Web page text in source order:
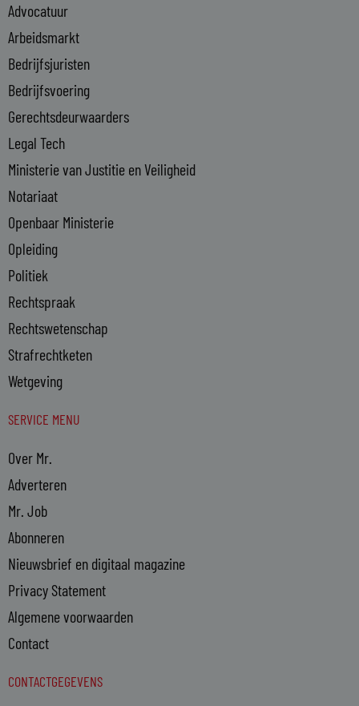
d
i
n
-
i
n
Advocatuur
Arbeidsmarkt
Bedrijfsjuristen
Bedrijfsvoering
Gerechtsdeurwaarders
Legal Tech
Ministerie van Justitie en Veiligheid
Notariaat
Openbaar Ministerie
Opleiding
Politiek
Rechtspraak
Rechtswetenschap
Strafrechtketen
Wetgeving
SERVICE MENU
Over Mr.
Adverteren
Mr. Job
Abonneren
Nieuwsbrief en digitaal magazine
Privacy Statement
Algemene voorwaarden
Contact
CONTACTGEGEVENS